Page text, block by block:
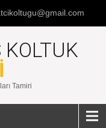
KOLTUK
Tamiri